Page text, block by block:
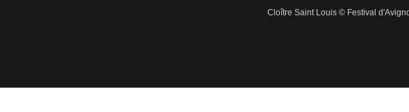
Cloître Saint Louis © Festival